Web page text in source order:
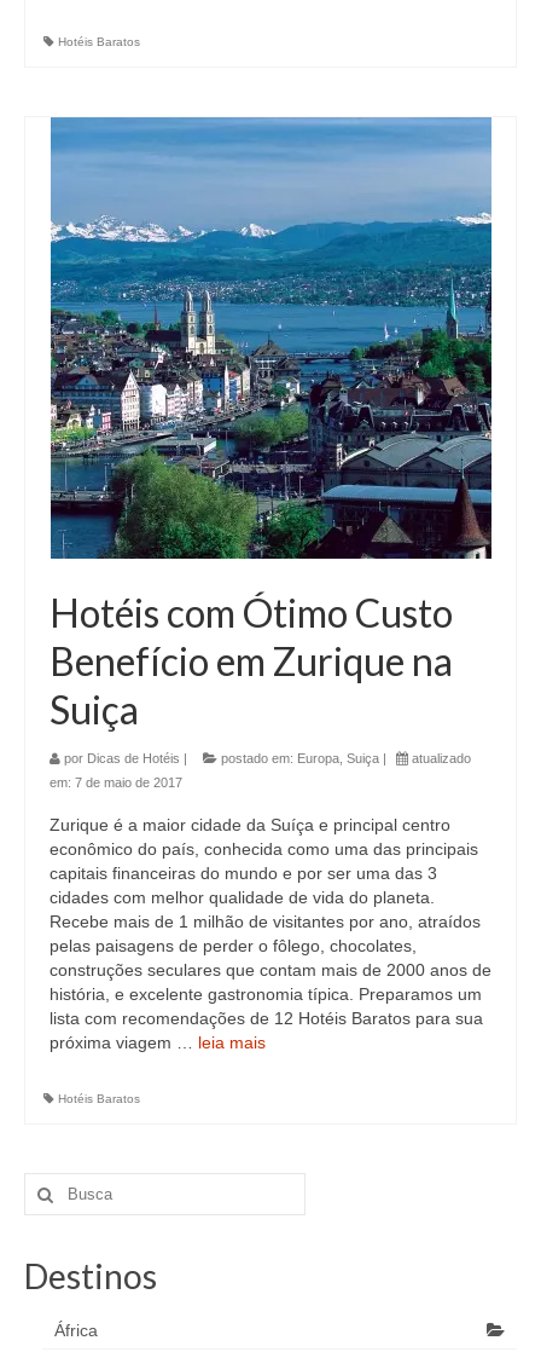
Hotéis Baratos
Hotéis com Ótimo Custo
Benefício em Zurique na
Suiça
por Dicas de Hotéis | postado em: Europa Suiça |
atualizado
em: 7 de maio de 2017
Zurique é a maior cidade da Suíça e principal centro
econômico do país, conhecida como uma das principais
capitais financeiras do mundo e por ser uma das 3
cidades com melhor qualidade de vida do planeta.
Recebe mais de 1 milhão de visitantes por ano, atraídos
pelas paisagens de perder o fôlego, chocolates,
construções seculares que contam mais de 2000 anos de
história, e excelente gastronomia típica. Preparamos um
lista com recomendações de 12 Hotéis Baratos para sua
próxima viagem … leia mais
Hotéis Baratos
Destinos
África